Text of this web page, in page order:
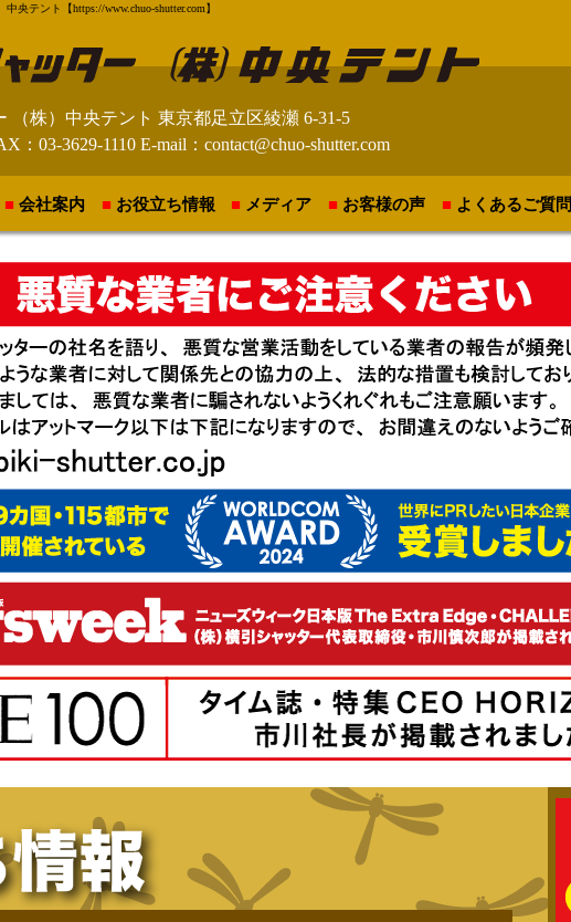
央テント【https://www.chuo-shutter.com】
（株）中央テント 東京都足立区綾瀬 6-31-5
：03-3629-1110 E-mail：contact@chuo-shutter.com
会社案内 お役立ち情報 メディア お客様の声 よくあるご質問